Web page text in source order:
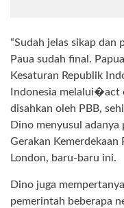
“Sudah jelas sikap dan
Paua sudah final.
Kesaturan Republik
Indonesia
disahkan oleh PBB,
Dino menyusul adanya
Gerakan Kemerdekaan
London, baru-baru ini.
Dino juga
pemerintah beberapa